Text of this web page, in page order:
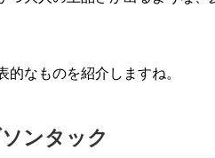
的なものを紹介しますね。
ソンタック